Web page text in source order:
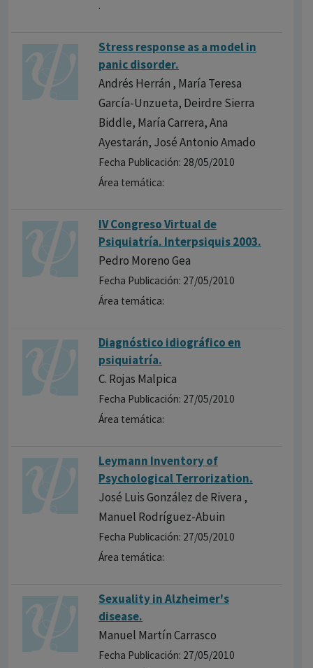
.
Stress response as a model in
panic disorder.
Andrés Herrán , María Teresa
García-Unzueta, Deirdre Sierra
Biddle, María Carrera, Ana
Ayestarán, José Antonio Amado
Fecha Publicación: 28/05/2010
Área temática:
IV Congreso Virtual de
Psiquiatría. Interpsiquis 2003.
Pedro Moreno Gea
Fecha Publicación: 27/05/2010
Área temática:
Diagnóstico idiográfico en
psiquiatría.
C. Rojas Malpica
Fecha Publicación: 27/05/2010
Área temática:
Leymann Inventory of
Psychological Terrorization.
José Luis González de Rivera ,
Manuel Rodríguez-Abuin
Fecha Publicación: 27/05/2010
Área temática:
Sexuality in Alzheimer's
disease.
Manuel Martín Carrasco
Fecha Publicación: 27/05/2010